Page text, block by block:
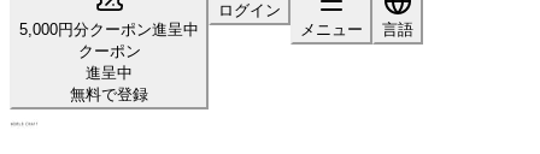
5,000円分クーポン進呈中
クーポン
進呈中
無料で登録
ログイン
メニュー
言語